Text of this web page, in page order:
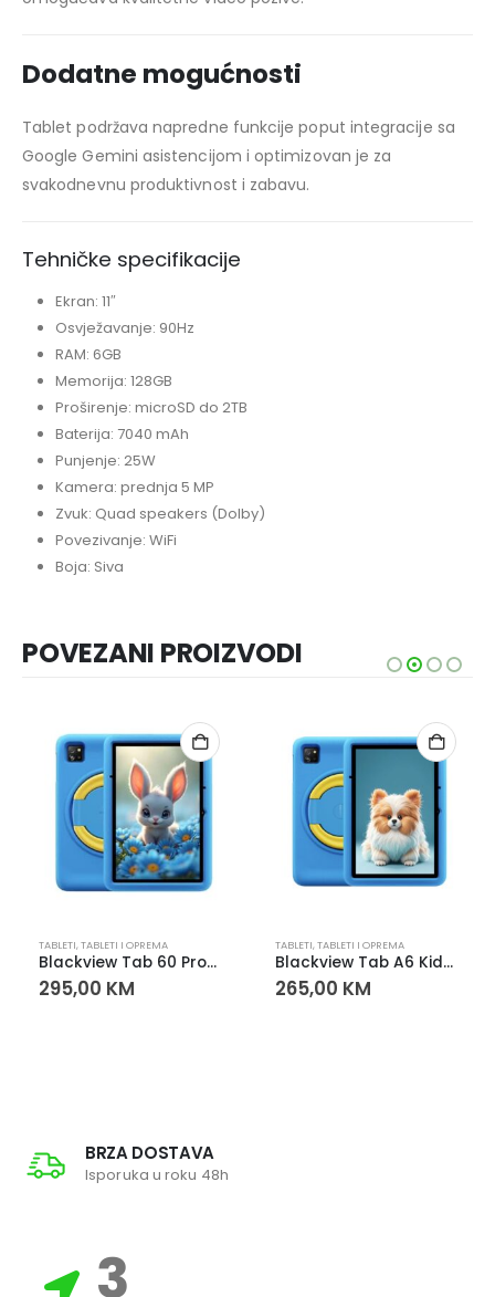
Dodatne mogućnosti
Tablet podržava napredne funkcije poput integracije sa
Google Gemini asistencijom i optimizovan je za
svakodnevnu produktivnost i zabavu.
Tehničke specifikacije
Ekran: 11″
Osvježavanje: 90Hz
RAM: 6GB
Memorija: 128GB
Proširenje: microSD do 2TB
Baterija: 7040 mAh
Punjenje: 25W
Kamera: prednja 5 MP
Zvuk: Quad speakers (Dolby)
Povezivanje: WiFi
Boja: Siva
POVEZANI PROIZVODI
TABLETI,TABLETI I OPREMA
Blackview Tab 60 Pro Kids 10″ LTE tablet – 4GB RAM 128GB Ocean Blue
295,00 KM
TABLETI,TABLETI I OPREMA
Blackview Tab A6 Kids 10″ tablet – 4GB RAM 128GB WiFi Ocean Blue
265,00 KM
BRZA DOSTAVA
Isporuka u roku 48h
3